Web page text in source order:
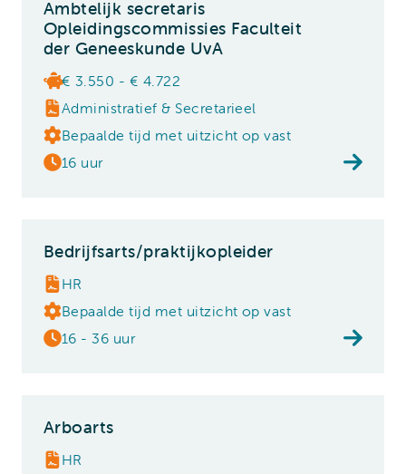
Ambtelijk secretaris
Opleidingscommissies Faculteit
der Geneeskunde UvA
€ 3.550 - € 4.722
Administratief & Secretarieel
Bepaalde tijd met uitzicht op vast
16 uur
Bedrijfsarts/praktijkopleider
HR
Bepaalde tijd met uitzicht op vast
16 - 36 uur
Arboarts
HR